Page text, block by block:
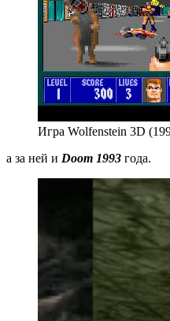
Игра Wolfenstein 3D
а за ней и Doom 1993 года.